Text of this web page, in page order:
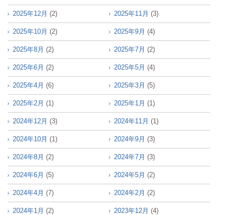
2025年12月 (2) 2025年11月 (3)
2025年10月 (2) 2025年9月 (4)
2025年8月 (2) 2025年7月 (2)
2025年6月 (2) 2025年5月 (4)
2025年4月 (6) 2025年3月 (5)
2025年2月 (1) 2025年1月 (1)
2024年12月 (3) 2024年11月 (1)
2024年10月 (1) 2024年9月 (3)
2024年8月 (2) 2024年7月 (3)
2024年6月 (5) 2024年5月 (2)
2024年4月 (7) 2024年2月 (2)
2024年1月 (2) 2023年12月 (4)